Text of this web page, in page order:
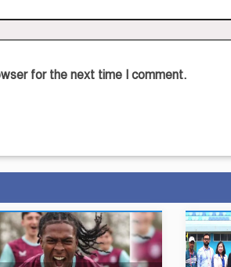
for the next time I comment.